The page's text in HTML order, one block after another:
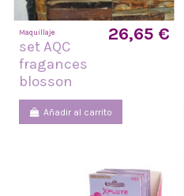
Maquillaje
set AQC
fragances
blosson
26,65 €
Añadir al carrito